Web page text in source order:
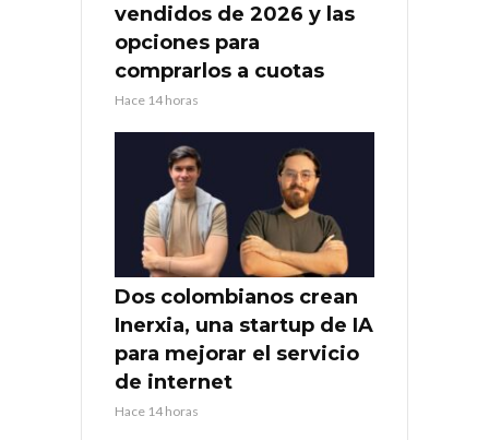
vendidos de 2026 y las
opciones para
comprarlos a cuotas
Hace 14 horas
Dos colombianos crean
Inerxia, una startup de IA
para mejorar el servicio
de internet
Hace 14 horas